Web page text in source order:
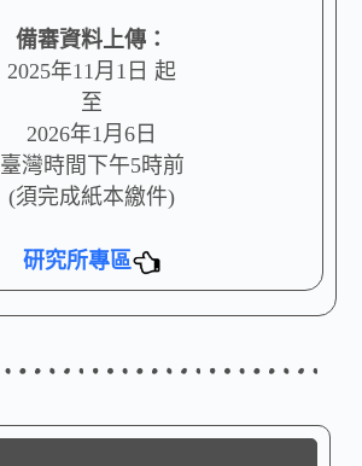
備審資料上傳：
2025年11月1日 起
至
2026年1月6日
臺灣時間下午5時前
(須完成紙本繳件)
研究所專區